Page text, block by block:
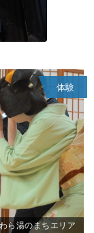
体験
ら湯のまちエリア